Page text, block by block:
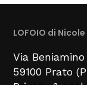
LOFOIO di Nicole
Via
59100 Prato